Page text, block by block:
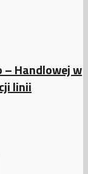
– Handlowej w
linii